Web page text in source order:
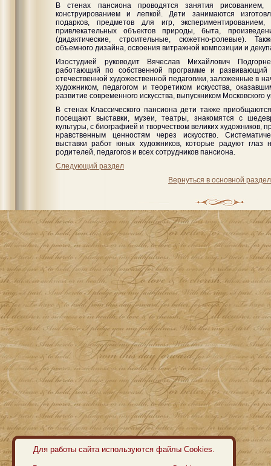
В стенах пансиона проводятся занятия рисованием,
конструированием и лепкой. Дети занимаются
подарков, предметов для игр, экспериментированием,
привлекательных объектов природы, быта,
(дидактические, строительные, сюжетно-ролевые).
объемного дизайна, освоения витражной композиции и
Изостудией руководит Вячеслав Михайлович
работающий по собственной программе и развивающий
отечественной художественной педагогики, заложенные в
художником, педагогом и теоретиком искусства,
развитие современного искусства, выпускником Московского
В стенах Классического пансиона дети также
посещают выставки, музеи, театры, знакомятся с
культуры, с биографией и творчеством великих художников,
нравственным ценностям через искусство.
выставки работ юных художников, которые радуют глаз
родителей, педагогов и всех сотрудников пансиона.
Следующий раздел
Вернуться в основной раздел
Для работы сайта используются файлы Cookies.